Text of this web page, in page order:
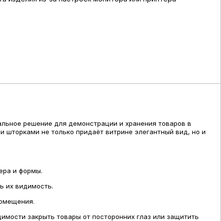
решение для демонстрации и хранения товаров в
шторками не только придаёт витрине элегантный вид, но и
и формы.
их видимость.
закрыть товары от посторонних глаз или защитить